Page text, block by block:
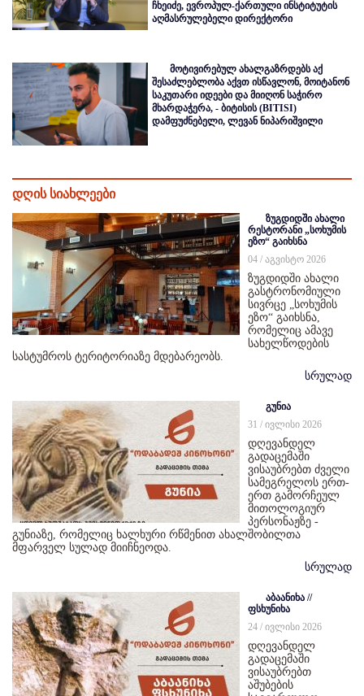
ჩხეიძე, ევროპულ-ქართული ინსტიტუტის
აღმასრულებელი დირექტორი
მოტივირებულ ახალგაზრდებს აქ
შესაძლებლობა აქვთ ისწავლონ, მოიტანონ
საკუთარი იდეები და მიიღონ საჭირო
მხარდაჭერა, - ბიტისის (BITISI)
დამფუძნებელი, ლევან ნიპარიშვილი
დღის სიახლეები
ზუგდიდში ახალი
რესტორანი „სოხუმის
ეზო“ გაიხსნა
04 / აგვისტო 2026
ზუგდიდში ახალი
გასტრონომიული
სივრცე „სოხუმის
ეზო“ გაიხსნა,
რომელიც ამავე
სახელწოდების
სასტუმროს ტერიტორიაზე მდებარეობს.
სრულად
გუნია
31 / ივლისი 2026
დღევანდელ
გადაცემაში
ვისაუბრებთ ძველი
სამეგრელოს ერთ-
ერთ გამორჩეულ
მითოლოგიურ
პერსონაჟზე -
გუნიაზე, რომელიც ხალხური რწმენით ახალშობილთა
მფარველ სულად მიიჩნეოდა.
სრულად
აბაანიხა //
ფსხუნიხა
24 / ივლისი 2026
დღევანდელ
გადაცემაში
ვისაუბრებთ
აშუბების